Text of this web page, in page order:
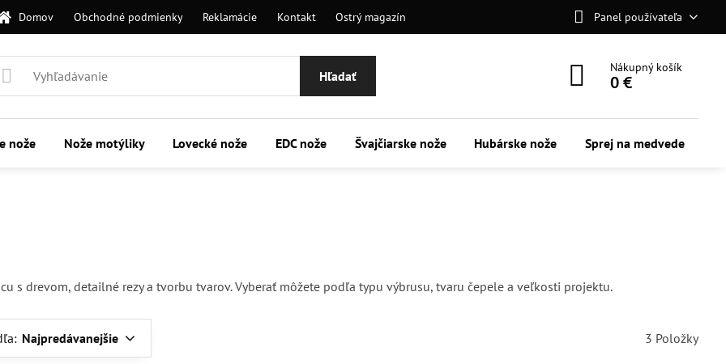
Domov Obchodné podmienky Reklamácie Kontakt Ostrý magazín Panel používateľa
Hľadať
Nákupný košík
0 €
nože Nože motýliky Lovecké nože EDC nože Švajčiarske nože Hubárske nože Sprej na medvede
s drevom, detailné rezy a tvorbu tvarov. Vyberať môžete podľa typu výbrusu, tvaru čepele a veľkosti projektu.
Najpredávanejšie 3 Položky